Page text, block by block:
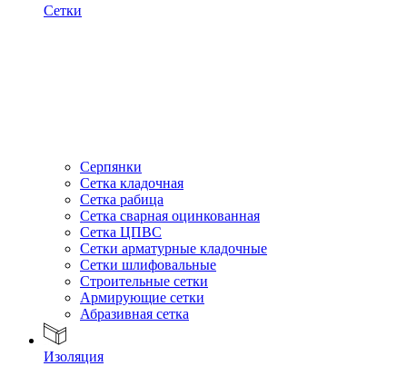
Сетки
Серпянки
Сетка кладочная
Сетка рабица
Сетка сварная оцинкованная
Сетка ЦПВС
Сетки арматурные кладочные
Сетки шлифовальные
Строительные сетки
Армирующие сетки
Абразивная сетка
Изоляция